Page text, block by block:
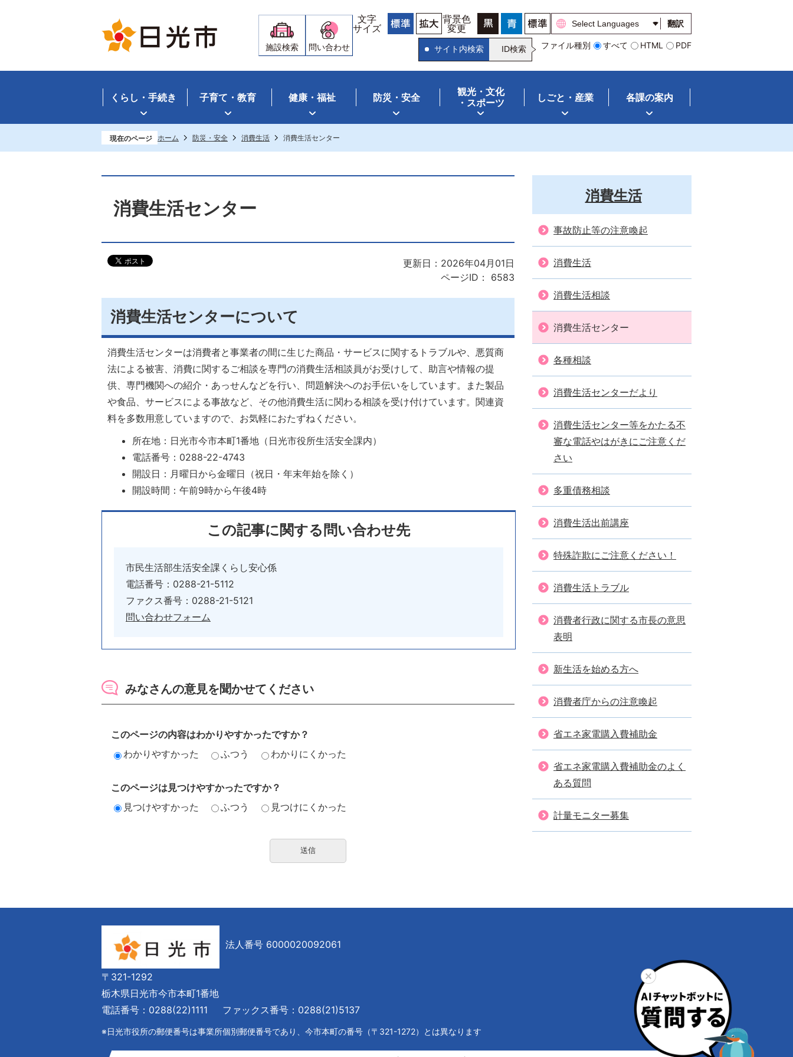
施設検索 問い合わせ
文字
サイズ
背景色
変更
翻訳
サイト内検索 ID検索 ファイル種別 すべて HTML PDF
くらし・手続き 子育て・教育 健康・福祉 防災・安全
観光・文化
・スポーツ
しごと・産業 各課の案内
現在のページ ホーム 防災・安全 消費生活 消費生活センター
消費生活センター
更新日：2026年04月01日
ページID：
6583
消費生活センターについて
消費生活センターは消費者と事業者の間に生じた商品・サービスに関するトラブルや、悪質商
法による被害、消費に関するご相談を専門の消費生活相談員がお受けして、助言や情報の提
供、専門機関への紹介・あっせんなどを行い、問題解決へのお手伝いをしています。また製品
や食品、サービスによる事故など、その他消費生活に関わる相談を受け付けています。関連資
料を多数用意していますので、お気軽におたずねください。
所在地：日光市今市本町1番地（日光市役所生活安全課内）
電話番号：0288-22-4743
開設日：月曜日から金曜日（祝日・年末年始を除く）
開設時間：午前9時から午後4時
この記事に関する問い合わせ先
市民生活部生活安全課くらし安心係
電話番号：0288-21-5112
ファクス番号：0288-21-5121
問い合わせフォーム
みなさんの意見を聞かせてください
このページの内容はわかりやすかったですか？
わかりやすかった
ふつう わかりにくかった
このページは見つけやすかったですか？
見つけやすかった
ふつう 見つけにくかった
消費生活
事故防止等の注意喚起
消費生活
消費生活相談
消費生活センター
各種相談
消費生活センターだより
消費生活センター等をかたる不
審な電話やはがきにご注意くだ
さい
多重債務相談
消費生活出前講座
特殊詐欺にご注意ください！
消費生活トラブル
消費者行政に関する市長の意思
表明
新生活を始める方へ
消費者庁からの注意喚起
省エネ家電購入費補助金
省エネ家電購入費補助金のよく
ある質問
計量モニター募集
法人番号 6000020092061
〒321-1292
栃木県日光市今市本町1番地
電話番号：0288(22)1111
ファックス番号：0288(21)5137
※日光市役所の郵便番号は事業所個別郵便番号であり、今市本町の番号（〒321-1272）とは異なります